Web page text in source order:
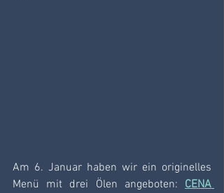
Am 6. Januar haben wir ein originelles
Menü mit drei Ölen angeboten: CENA